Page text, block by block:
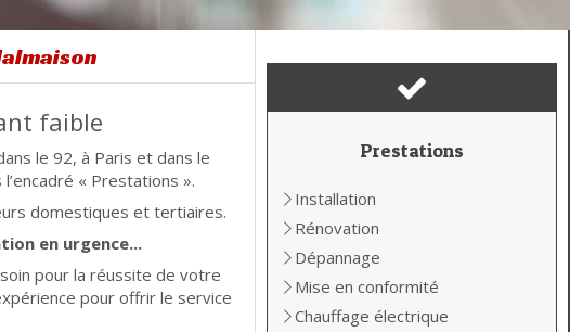
faible
le 92, à Paris et dans le
« Prestations ».
domestiques et tertiaires.
en urgence...
pour la réussite de votre
pour offrir le service
Prestations
Installation
Rénovation
Dépannage
Mise en conformité
Chauffage électrique